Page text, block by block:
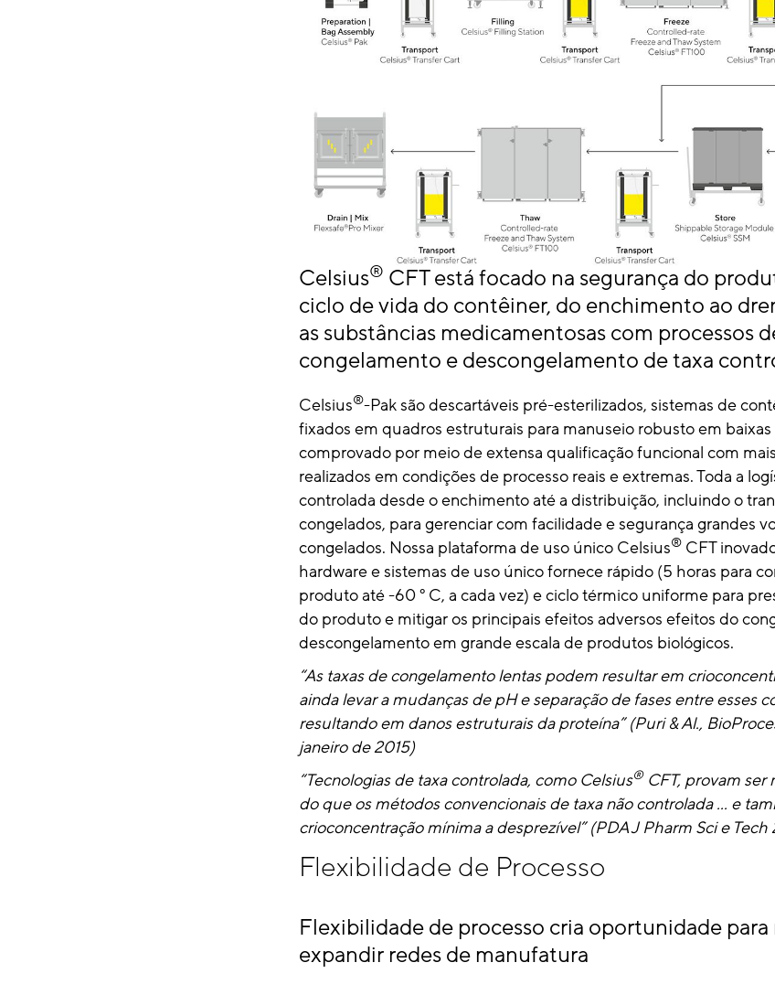
Celsius® CFT está focado na segurança do
ciclo de vida do contêiner, do enchimento ao
as substâncias medicamentosas com processos
congelamento e descongelamento de taxa
Celsius®-Pak são descartáveis ​​pré-esterilizados, sistemas de
fixados em quadros estruturais para manuseio robusto em
comprovado por meio de extensa qualificação funcional com
realizados em condições de processo reais e extremas. Toda a
controlada desde o enchimento até a distribuição, incluindo o
congelados, para gerenciar com facilidade e segurança grandes
congelados. Nossa plataforma de uso único Celsius® CFT
hardware e sistemas de uso único fornece rápido (5 horas para
produto até -60 ° C, a cada vez) e ciclo térmico uniforme para
do produto e mitigar os principais efeitos adversos efeitos do
descongelamento em grande escala de produtos biológicos.
“As taxas de congelamento lentas podem resultar em
ainda levar a mudanças de pH e separação de fases entre esses
resultando em danos estruturais da proteína” (Puri & Al.,
janeiro de 2015)
“Tecnologias de taxa controlada, como Celsius®CFT, provam ser
do que os métodos convencionais de taxa não controlada ... e
crioconcentração mínima a desprezível” (PDA J Pharm Sci e
Flexibilidade de Processo
Flexibilidade de processo cria oportunidade
expandir redes de manufatura